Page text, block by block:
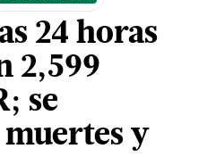
24 horas
2,599
se
y